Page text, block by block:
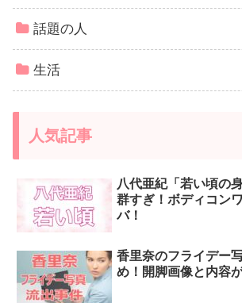
話題の人
生活
人気記事
八代亜紀「若い頃の
群すぎ！ボディコン
バ！
香里奈のフライデー
め！開脚画像と内容